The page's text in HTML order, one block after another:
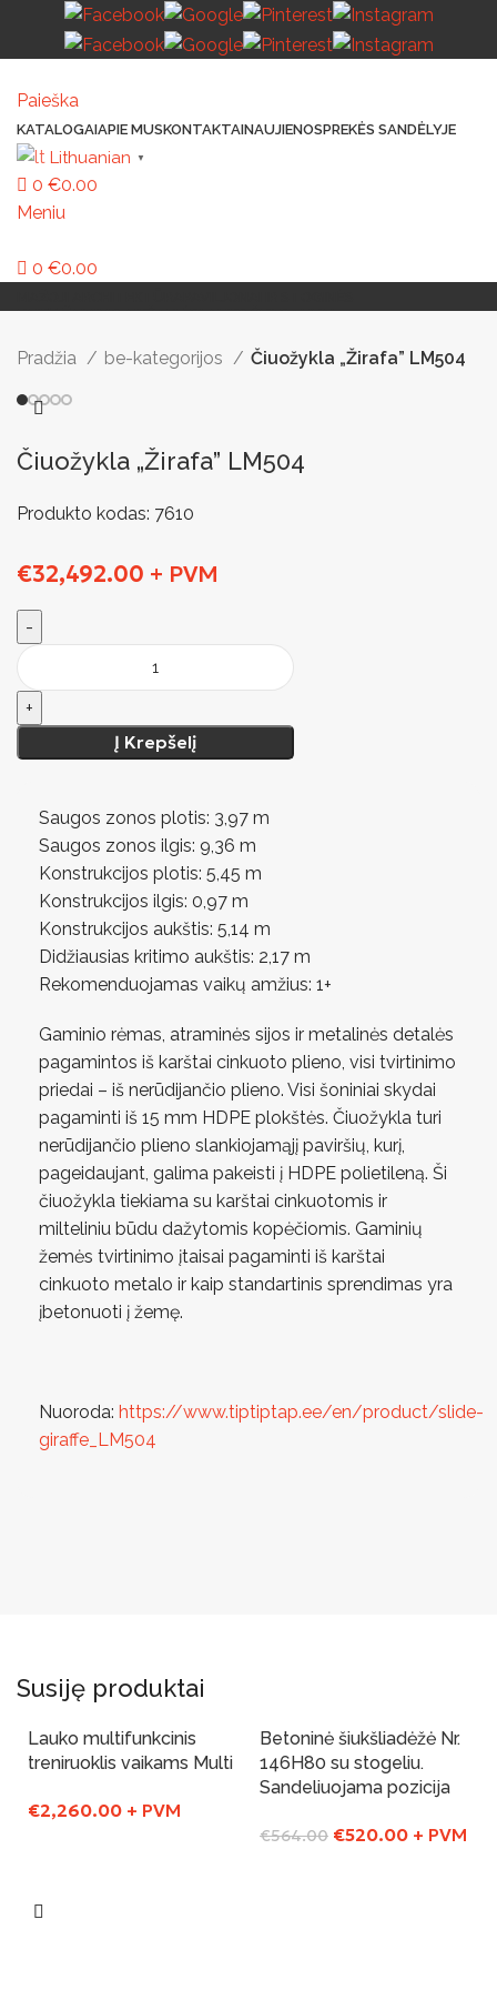
Paieška
KATALOGAIAPIE MUSKONTAKTAINAUJIENOSPREKĖS SANDĖLYJE
Lithuanian ▼
0 €0.00
Meniu
0 €0.00
VAIKŲ ŽAIDIMO AIKŠTELĖSLAUKO ŠVIESTUVAI
AUTOMATINIAI LAUKO WC IŠMANIEJI ĮRENGINIAI
Pradžia be-kategorijos Čiuožykla „Žirafa” LM504
Čiuožykla „Žirafa” LM504
Produkto kodas: 7610
€32,492.00 + PVM
Į Krepšelį
Saugos zonos plotis: 3,97 m
Saugos zonos ilgis: 9,36 m
Konstrukcijos plotis: 5,45 m
Konstrukcijos ilgis: 0,97 m
Konstrukcijos aukštis: 5,14 m
Didžiausias kritimo aukštis: 2,17 m
Rekomenduojamas vaikų amžius: 1+
Gaminio rėmas, atraminės sijos ir metalinės detalės
pagamintos iš karštai cinkuoto plieno, visi tvirtinimo
priedai – iš nerūdijančio plieno. Visi šoniniai skydai
pagaminti iš 15 mm HDPE plokštės. Čiuožykla turi
nerūdijančio plieno slankiojamąjį paviršių, kurį,
pageidaujant, galima pakeisti į HDPE polietileną. Ši
čiuožykla tiekiama su karštai cinkuotomis ir
milteliniu būdu dažytomis kopėčiomis. Gaminių
žemės tvirtinimo įtaisai pagaminti iš karštai
cinkuoto metalo ir kaip standartinis sprendimas yra
įbetonuoti į žemę.
Nuoroda: https://www.tiptiptap.ee/en/product/slide-
giraffe_LM504
Susiję produktai
Lauko multifunkcinis
treniruoklis vaikams Multi
€2,260.00 + PVM
-8%
Betoninė šiukšliadėžė Nr.
146H80 su stogeliu.
Sandeliuojama pozicija
€564.00 €520.00 + PVM